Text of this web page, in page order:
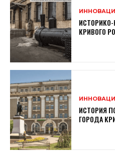
ИСТОРИКО-
КРИВОГО
ИСТОРИЯ
ГОРОДА